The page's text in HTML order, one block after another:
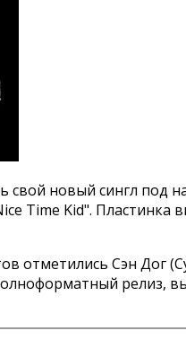
свой новый сингл под
Time Kid". Пластинка
отметились Сэн Дог
релиз,